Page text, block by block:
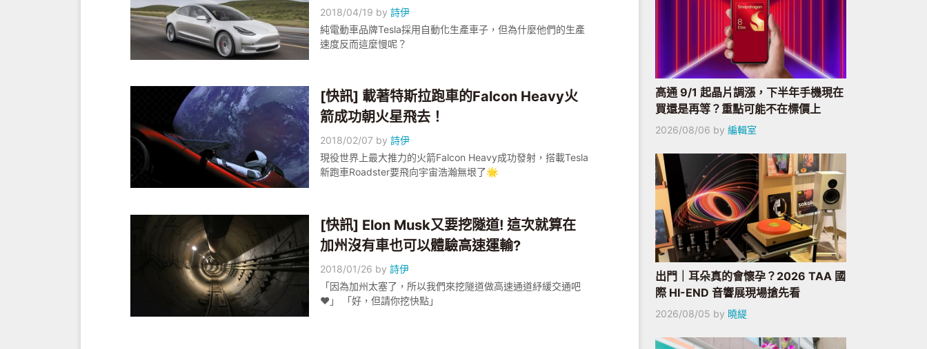
2018/04/19 by詩伊
純電動車品牌Tesla採用自動化生產車子，但為什麼他們的生產
速度反而這麼慢呢？
[快訊] 載著特斯拉跑車的Falcon Heavy火
箭成功朝火星飛去！
2018/02/07 by詩伊
現役世界上最大推力的火箭Falcon Heavy成功發射，搭載Tesla
新跑車Roadster要飛向宇宙浩瀚無垠了🌟
[快訊] Elon Musk又要挖隧道! 這次就算在
加州沒有車也可以體驗高速運輸?
2018/01/26 by詩伊
「因為加州太塞了，所以我們來挖隧道做高速通道紓緩交通吧
❤️」 「好，但請你挖快點」
高通 9/1 起晶片調漲，下半年手機現在
買還是再等？重點可能不在標價上
2026/08/06 by 編輯室
出門｜耳朵真的會懷孕？2026 TAA 國
際 HI-END 音響展現場搶先看
2026/08/05 by 曉緹